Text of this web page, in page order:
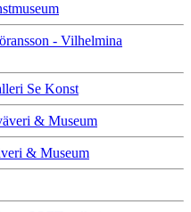
- Vilhelmina
Se Konst
& Museum
& Museum